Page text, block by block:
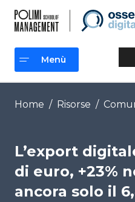
contenuto
Menù
Menù
Home / Risorse /
L’export
di euro, +23%
ancora solo il